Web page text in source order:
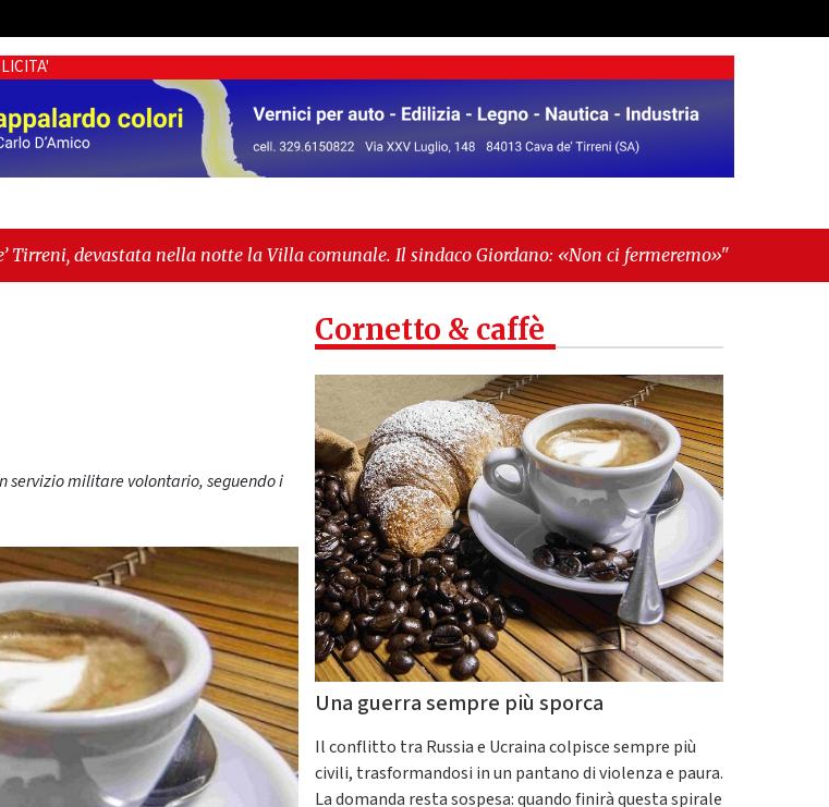
notte la Villa comunale. Il sindaco Giordano: «Non ci fermeremo»" -"Italia sospesa tra
economiche"
servizio militare volontario, seguendo i
Cornetto & caffè
Una guerra sempre più sporca
Il conflitto tra Russia e Ucraina colpisce sempre più
civili, trasformandosi in un pantano di violenza e paura.
La domanda resta sospesa: quando finirà questa spirale